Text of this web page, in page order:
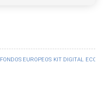
FONDOS EUROPEOS KIT DIGITAL